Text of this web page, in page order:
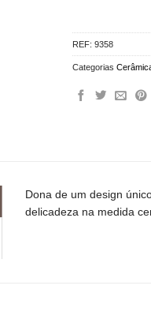
REF:9358
Categorias
Dona de um design
delicadeza na medida